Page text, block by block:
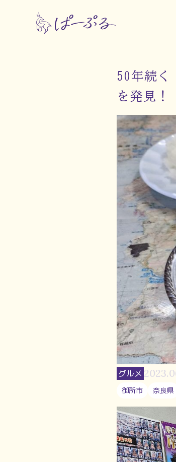
50年続く
を発見！
グルメ
御所市 奈良県